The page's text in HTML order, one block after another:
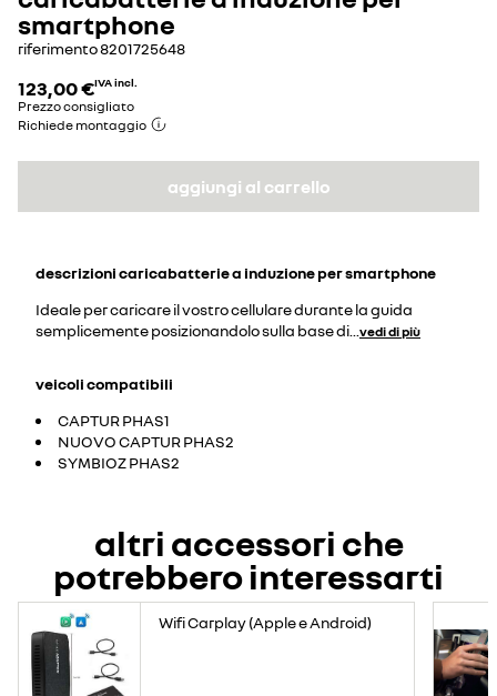
smartphone
riferimento8201725648
123,00 €IVA incl.
Prezzo consigliato
Richiede montaggio
aggiungi al carrello
descrizionicaricabatterie a induzione per smartphone
Ideale per caricare il vostro cellulare durante la guida
semplicemente posizionandolo sulla base di...vedi di più
veicoli compatibili
CAPTUR PHAS1
NUOVO CAPTUR PHAS2
SYMBIOZ PHAS2
altri accessori che
potrebbero interessarti
Wifi Carplay (Apple e Android)